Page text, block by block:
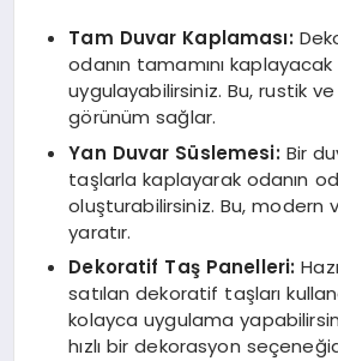
Tam Duvar Kaplaması:
odanın tamamını
uygulayabilirsiniz. Bu, rustik ve
görünüm sağlar.
Yan Duvar Süslemesi: Bir
taşlarla kaplayarak odanın
oluşturabilirsiniz. Bu, modern
yaratır.
Dekoratif Taş Panelleri:
satılan dekoratif taşları
kolayca uygulama
hızlı bir dekorasyon